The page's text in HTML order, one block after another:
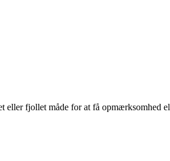
fjollet måde for at få opmærksomhed